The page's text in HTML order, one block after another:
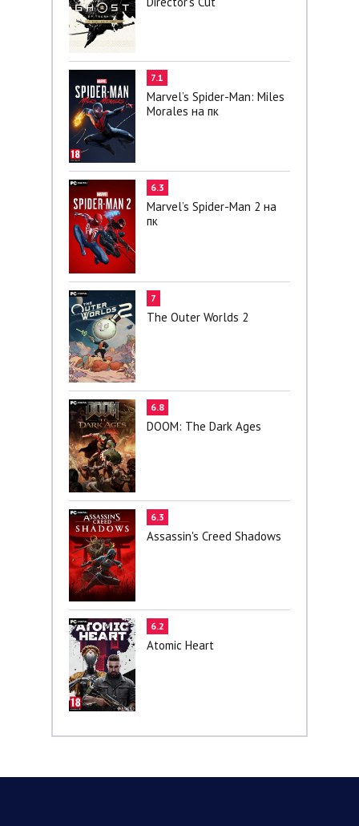
7.1
Marvel’s Spider-Man: Miles
Morales на пк
6.3
Marvel’s Spider-Man 2 на
пк
7
The Outer Worlds 2
6.8
DOOM: The Dark Ages
6.3
Assassin's Creed Shadows
6.2
Atomic Heart